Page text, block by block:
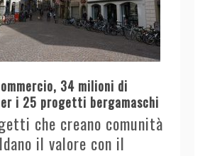
34 milioni di
i 25 progetti bergamaschi
che creano comunità
il valore con il